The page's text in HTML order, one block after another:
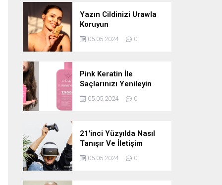
Yazın Cildinizi Urawla
Koruyun
05.05.2024 0
Pink Keratin İle
Saçlarınızı Yenileyin
05.05.2024 0
21'inci Yüzyılda Nasıl
Tanışır Ve İletişim
Kurarız Ve Metaverse
Bunu Yakın Zamanda
05.05.2024 0